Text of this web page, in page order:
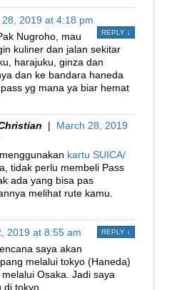
28, 2019 at 4:18 pm
REPLY ↓
Nugroho, mau
kuliner dan jalan sekitar
harajuku, ginza dan
dan ke bandara haneda
yg mana ya biar hemat
| March 28, 2019
kartu SUICA/
tidak perlu membeli Pass
ada yang bisa pas
melihat rute kamu.
2019 at 8:55 am REPLY ↓
saya akan
melalui tokyo (Haneda)
Osaka. Jadi saya
di tokyo